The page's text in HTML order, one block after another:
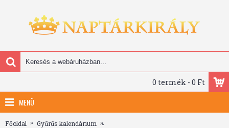
0 termék - 0 Ft
MENÜ
Főoldal Gyűrűs kalendárium